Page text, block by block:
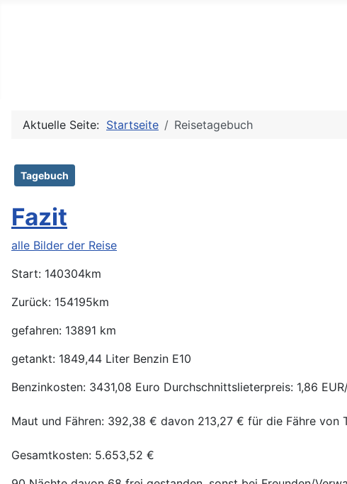
Aktuelle Seite: Startseite Reisetagebuch
Tagebuch
Fazit
alle Bilder der Reise
Start: 140304km
Zurück: 154195km
gefahren: 13891 km
getankt: 1849,44 Liter Benzin E10
Benzinkosten: 3431,08 Euro Durchschnittslieterpreis: 1,86
Maut und Fähren: 392,38 € davon 213,27 € für die Fähre von
Gesamtkosten: 5.653,52 €